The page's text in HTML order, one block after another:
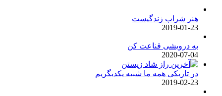
هنر شراب زندگیست
2019-01-23
به درویشی قناعت کن
2020-07-04
در تاریکی همه ما شبیه یکدیگریم
2019-02-23